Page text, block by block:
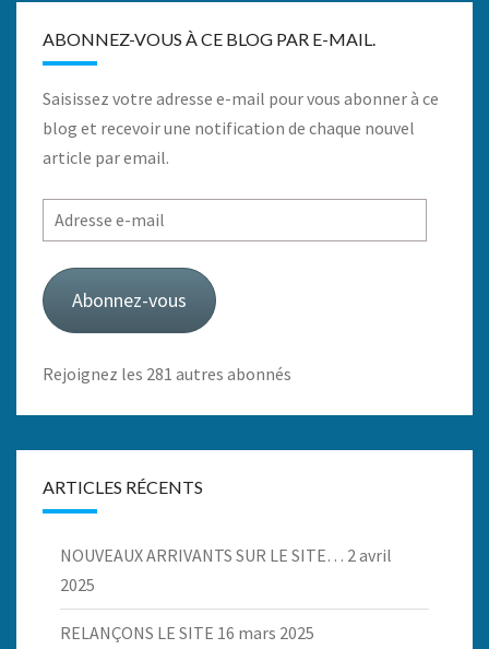
ABONNEZ-VOUS À CE BLOG PAR E-MAIL.
Saisissez votre adresse e-mail pour vous abonner à ce
blog et recevoir une notification de chaque nouvel
article par email.
Adresse
e-
mail
Abonnez-vous
Rejoignez les 281 autres abonnés
ARTICLES RÉCENTS
NOUVEAUX ARRIVANTS SUR LE SITE… 2 avril
2025
RELANÇONS LE SITE 16 mars 2025